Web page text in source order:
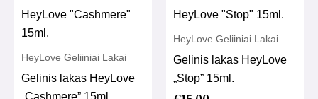
HeyLove Geliiniai Lakai
Gelinis lakas HeyLove
„Cashmere” 15ml.
HeyLove Geliiniai Lakai
Gelinis lakas HeyLove
„Stop” 15ml.